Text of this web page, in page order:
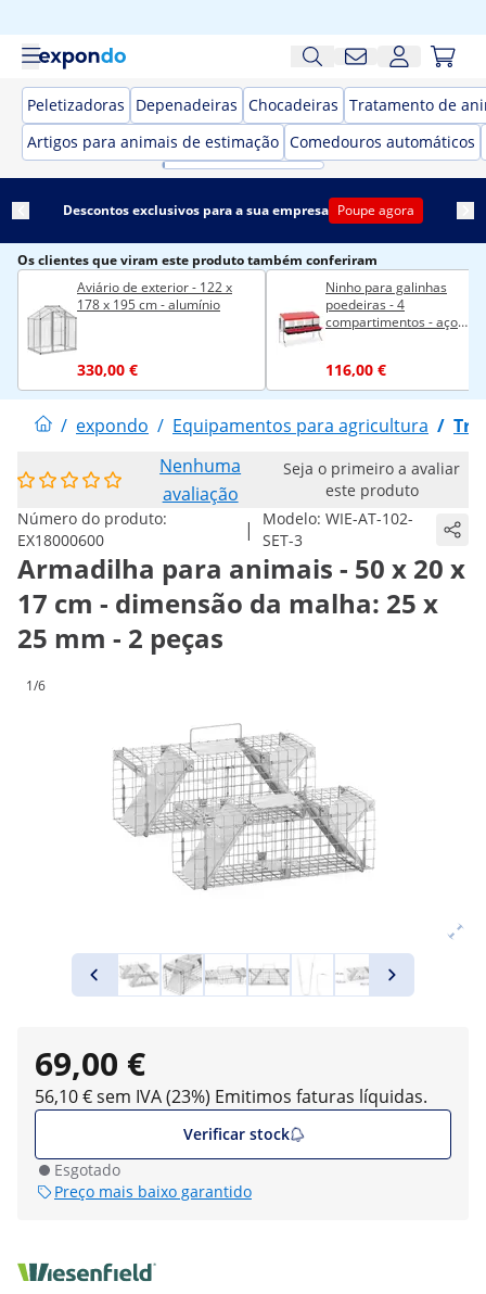
Peletizadoras Depenadeiras Chocadeiras Tratamento de
Artigos para animais de estimação Comedouros automáticos
Descontos exclusivos para a sua empresa Poupe agora
Os clientes que viram este produto também conferiram
Aviário de exterior - 122 x
178 x 195 cm - alumínio
330,00 €
Ninho para galinhas
poedeiras - 4
compartimentos - aço
116,00 €
/ expondo / Equipamentos para agricultura /
Nenhuma
avaliação
Seja o primeiro a avaliar
este produto
Número do produto:
EX18000600
| Modelo:WIE-AT-102-
SET-3
Armadilha para animais - 50 x 20 x
17 cm - dimensão da malha: 25 x
25 mm - 2 peças
1/6
69,00 €
56,10 € sem IVA (23%) Emitimos faturas líquidas.
Verificar stock
Esgotado
Preço mais baixo garantido